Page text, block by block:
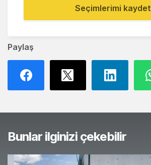
Paylaş
Seçimlerimi kaydet
Bunlar ilginizi çekebilir